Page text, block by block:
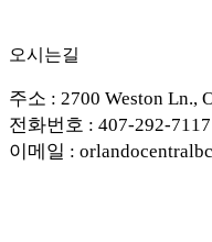
오시는길
주소 : 2700 Weston Ln.,
전화번호 : 407-292-7117
이메일 :